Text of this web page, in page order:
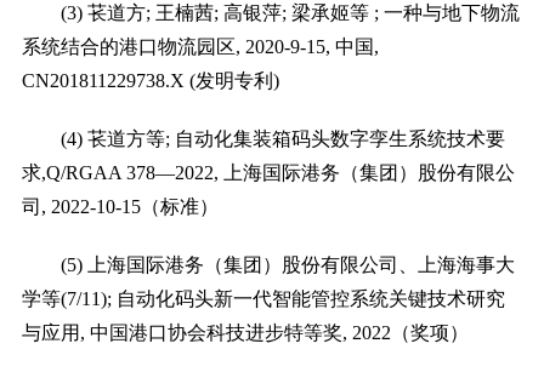
(3) 苌道方; 王楠茜; 高银萍; 梁承姬等; 一种与地下物流
系统结合的港口物流园区, 2020-9-15, 中国,
CN201811229738.X (发明专利 )
(4) 苌道方等; 自动化集装箱码头数字孪生系统技术要
求,Q/RGAA 378—2022,
上海国际港务（集团）股份有限公
司 , 2022-10-15（标准）
(5)
上海国际港务（集团）股份有限公司、上海海事大
学等(7/11); 自动化码头新一代智能管控系统关键技术研究
与应用 , 中国港口协会科技进步特等奖, 2022 （奖项）